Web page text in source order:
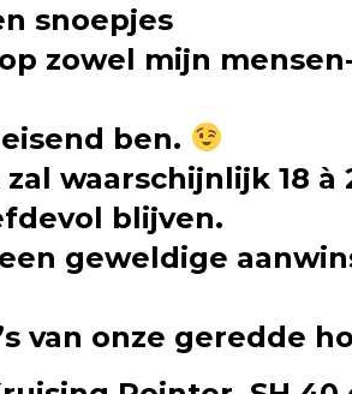
snoepjes
zowel mijn
ben.
waarschijnlijk 18
blijven.
geweldige
van onze geredde